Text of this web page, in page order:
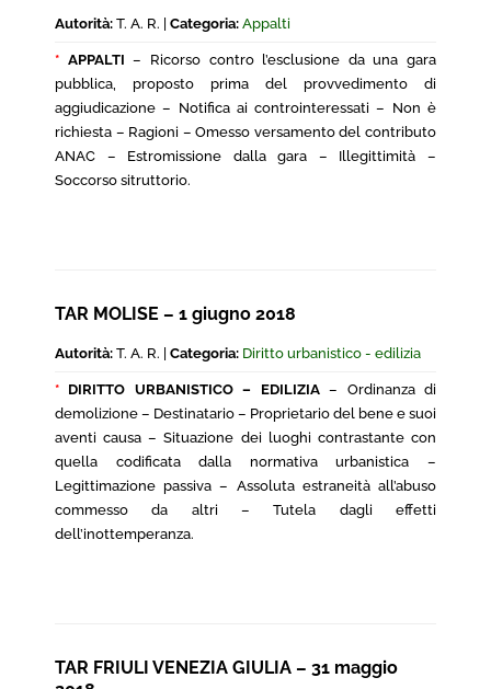
Autorità: T. A. R. | Categoria: Appalti
* APPALTI – Ricorso contro l’esclusione da una gara
pubblica, proposto prima del provvedimento di
aggiudicazione – Notifica ai controinteressati – Non è
richiesta – Ragioni – Omesso versamento del contributo
ANAC – Estromissione dalla gara – Illegittimità –
Soccorso sitruttorio.
TAR MOLISE – 1 giugno 2018
Autorità: T. A. R. | Categoria: Diritto urbanistico - edilizia
* DIRITTO URBANISTICO – EDILIZIA– Ordinanza di
demolizione – Destinatario – Proprietario del bene e suoi
aventi causa – Situazione dei luoghi contrastante con
quella codificata dalla normativa urbanistica –
Legittimazione passiva – Assoluta estraneità all’abuso
commesso da altri – Tutela dagli effetti
dell’inottemperanza.
TAR FRIULI VENEZIA GIULIA – 31 maggio